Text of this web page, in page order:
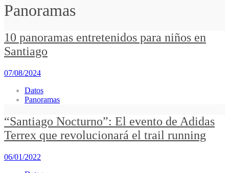
Panoramas
10 panoramas entretenidos para niños en
Santiago
07/08/2024
Datos
Panoramas
“Santiago Nocturno”: El evento de Adidas
Terrex que revolucionará el trail running
06/01/2022